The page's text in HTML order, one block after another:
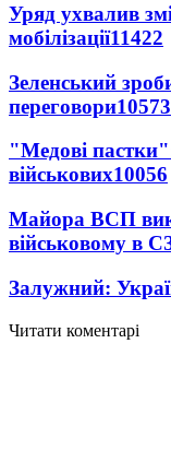
Уряд ухвалив
мобілізації11422
Зеленський
переговори10573
"Медові
військових10056
Майора ВСП
військовому в
Залужний:
Читати коментарі